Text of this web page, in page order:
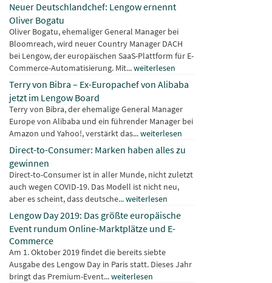
Neuer Deutschlandchef: Lengow ernennt
Oliver Bogatu
Oliver Bogatu, ehemaliger General Manager bei
Bloomreach, wird neuer Country Manager DACH
bei Lengow, der europäischen SaaS-Plattform für E-
Commerce-Automatisierung. Mit...weiterlesen
Terry von Bibra – Ex-Europachef von Alibaba
jetzt im Lengow Board
Terry von Bibra, der ehemalige General Manager
Europe von Alibaba und ein führender Manager bei
Amazon und Yahoo!, verstärkt das...weiterlesen
Direct-to-Consumer: Marken haben alles zu
gewinnen
Direct-to-Consumer ist in aller Munde, nicht zuletzt
auch wegen COVID-19. Das Modell ist nicht neu,
aber es scheint, dass deutsche...weiterlesen
Lengow Day 2019: Das größte europäische
Event rundum Online-Marktplätze und E-
Commerce
Am 1. Oktober 2019 findet die bereits siebte
Ausgabe des Lengow Day in Paris statt. Dieses Jahr
bringt das Premium-Event...weiterlesen